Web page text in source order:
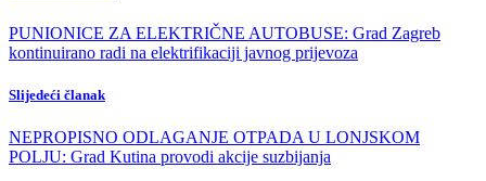
PUNIONICE ZA ELEKTRIČNE AUTOBUSE: Grad Zagreb
kontinuirano radi na elektrifikaciji javnog prijevoza
Slijedeći članak
NEPROPISNO ODLAGANJE OTPADA U LONJSKOM
POLJU: Grad Kutina provodi akcije suzbijanja